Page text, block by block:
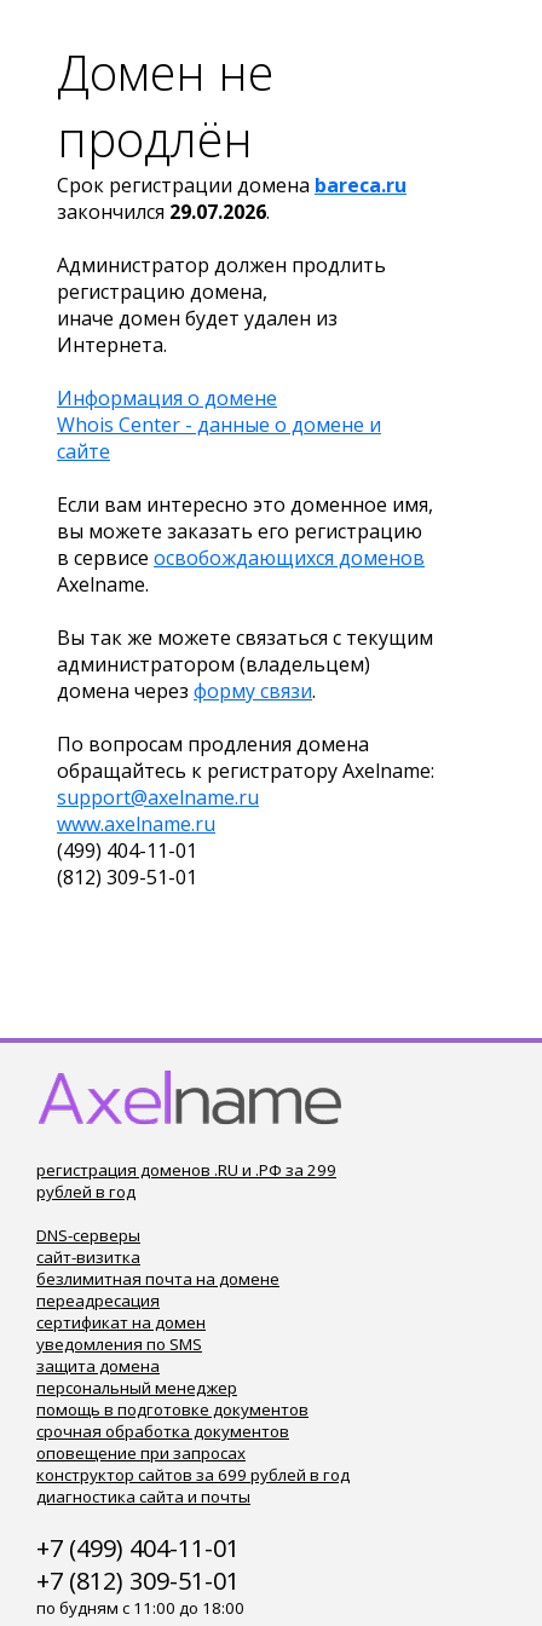
Домен не
продлён
Срок регистрации домена bareca.ru
закончился 29.07.2026.
Администратор должен продлить
регистрацию домена,
иначе домен будет удален из
Интернета.
Информация о домене
Whois Center - данные о домене и
сайте
Если вам интересно это доменное имя,
вы можете заказать его регистрацию
в сервисе освобождающихся доменов
Axelname.
Вы так же можете связаться с текущим
администратором (владельцем)
домена через форму связи.
По вопросам продления домена
обращайтесь к регистратору Axelname:
support@axelname.ru
www.axelname.ru
(499) 404-11-01
(812) 309-51-01
регистрация доменов .RU и .РФ за 299
рублей в год
DNS-серверы
сайт-визитка
безлимитная почта на домене
переадресация
сертификат на домен
уведомления по SMS
защита домена
персональный менеджер
помощь в подготовке документов
срочная обработка документов
оповещение при запросах
конструктор сайтов за 699 рублей в год
диагностика сайта и почты
+7 (499) 404-11-01
+7 (812) 309-51-01
по будням с 11:00 до 18:00